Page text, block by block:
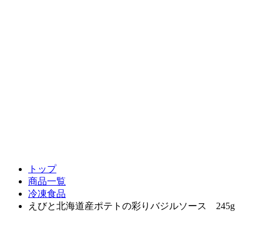
トップ
商品一覧
冷凍食品
えびと北海道産ポテトの彩りバジルソース 245g